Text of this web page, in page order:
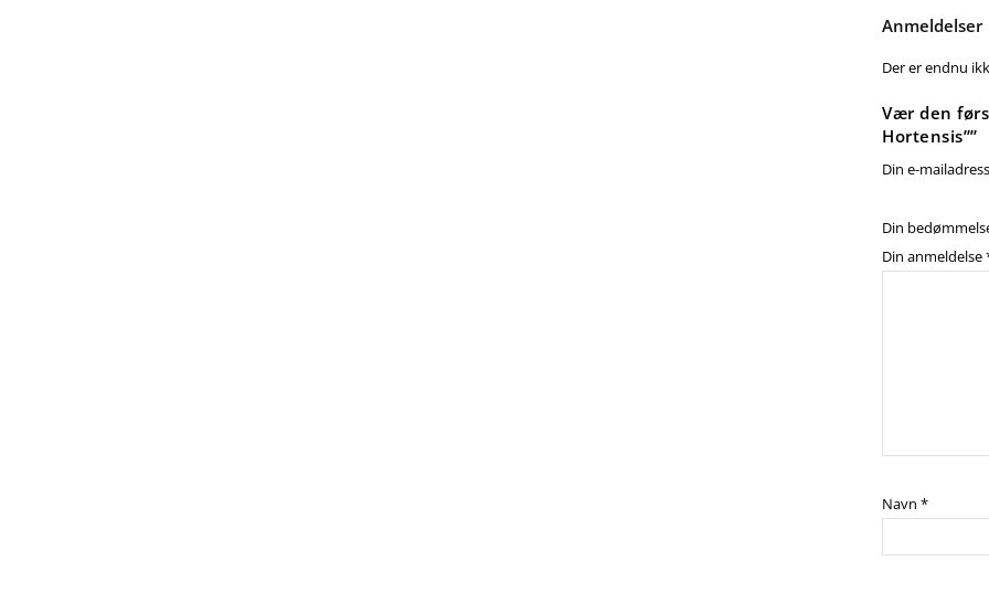
Anmeldelser
Der er endnu
Vær den
Hortensis””
Din e-
Din
Din anmeldelse
Navn*